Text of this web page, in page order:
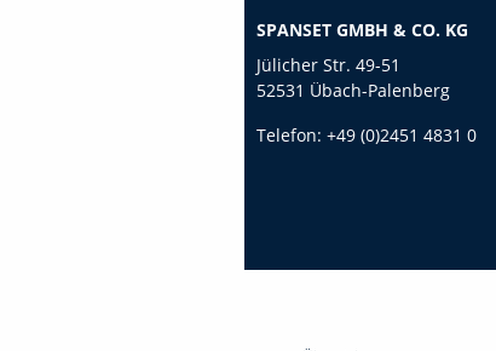
SPANSET GMBH & CO. KG
Jülicher Str. 49-51
52531 Übach-Palenberg
Telefon: +49 (0)2451 4831 0